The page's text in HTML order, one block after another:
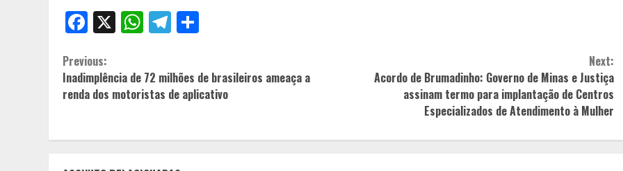
Facebook
X WhatsApp
Telegram
Continue
Reading
Previous:
Inadimplência de 72 milhões de brasileiros ameaça a
renda dos motoristas de aplicativo
Next:
Acordo de Brumadinho: Governo de Minas e Justiça
assinam termo para implantação de Centros
Especializados de Atendimento à Mulher